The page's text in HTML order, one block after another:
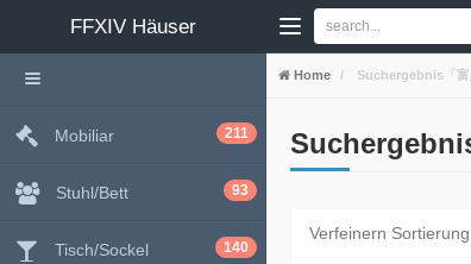
FFXIV Häuser
Home Suchergebnis「富
Verfeinern Sortierung
Mobiliar 211
Stuhl/Bett 93
Tisch/Sockel 140